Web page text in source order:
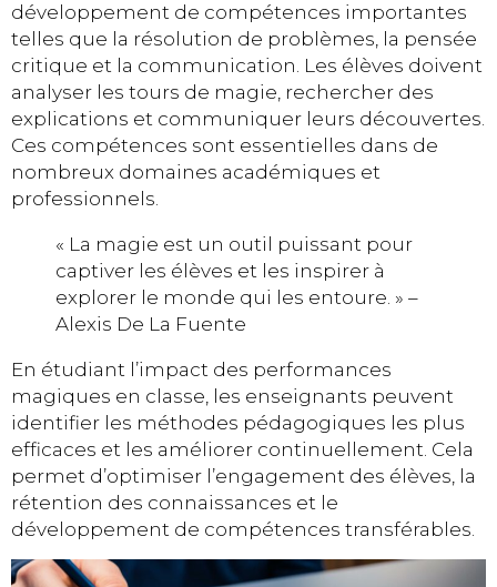
développement de compétences importantes
telles que la résolution de problèmes, la pensée
critique et la communication. Les élèves doivent
analyser les tours de magie, rechercher des
explications et communiquer leurs découvertes.
Ces compétences sont essentielles dans de
nombreux domaines académiques et
professionnels.
« La magie est un outil puissant pour
captiver les élèves et les inspirer à
explorer le monde qui les entoure. » –
Alexis De La Fuente
En étudiant l’impact des performances
magiques en classe, les enseignants peuvent
identifier les méthodes pédagogiques les plus
efficaces et les améliorer continuellement. Cela
permet d’optimiser l’engagement des élèves, la
rétention des connaissances et le
développement de compétences transférables.